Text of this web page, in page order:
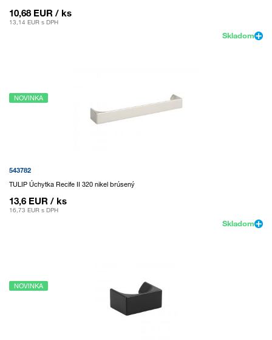
10,68 EUR / ks
13,14 EUR s DPH
Skladom
NOVINKA
543782
TULIP Úchytka Recife II 320 nikel brúsený
13,6 EUR / ks
16,73 EUR s DPH
Skladom
NOVINKA